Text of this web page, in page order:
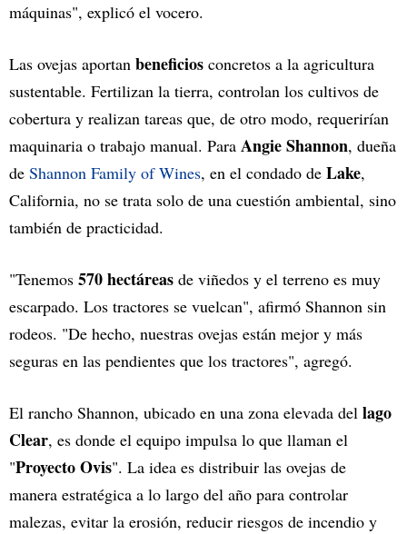
máquinas", explicó el vocero.
Las ovejas aportan beneficios concretos a la agricultura
sustentable. Fertilizan la tierra, controlan los cultivos de
cobertura y realizan tareas que, de otro modo, requerirían
maquinaria o trabajo manual. Para Angie Shannon, dueña
de Shannon Family of Wines, en el condado de Lake,
California, no se trata solo de una cuestión ambiental, sino
también de practicidad.
"Tenemos 570 hectáreas de viñedos y el terreno es muy
escarpado. Los tractores se vuelcan", afirmó Shannon sin
rodeos. "De hecho, nuestras ovejas están mejor y más
seguras en las pendientes que los tractores", agregó.
El rancho Shannon, ubicado en una zona elevada del lago
Clear, es donde el equipo impulsa lo que llaman el
"Proyecto Ovis". La idea es distribuir las ovejas de
manera estratégica a lo largo del año para controlar
malezas, evitar la erosión, reducir riesgos de incendio y